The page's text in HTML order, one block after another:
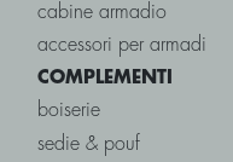
cabine armadio
accessori per armadi
COMPLEMENTI
boiserie
sedie & pouf